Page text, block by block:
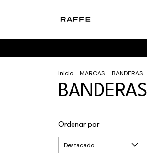
Inicio . MARCAS . BANDERAS
BANDERAS
Ordenar por